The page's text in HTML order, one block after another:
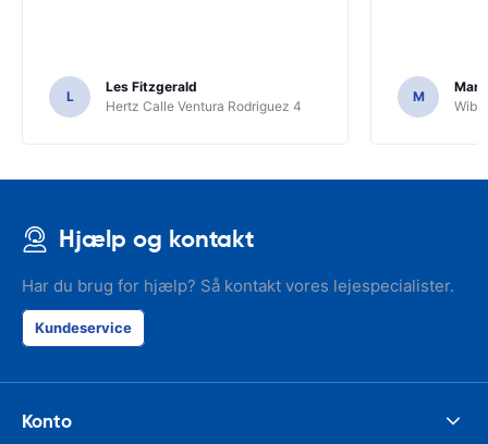
L
Les Fitzgerald
Hertz Calle Ventura Rodriguez 4
M
Hjælp og kontakt
Har du brug for hjælp? Så kontakt vores lejespecialister.
Kundeservice
Konto